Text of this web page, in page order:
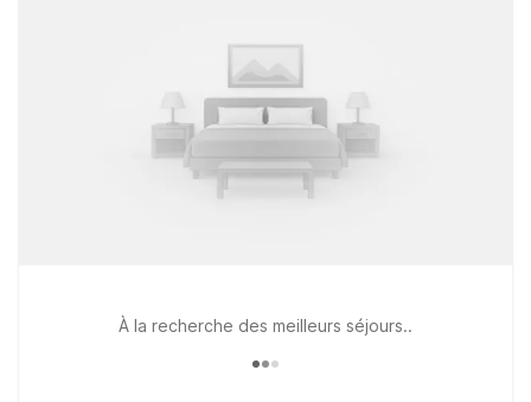
À la recherche des meilleurs séjours..